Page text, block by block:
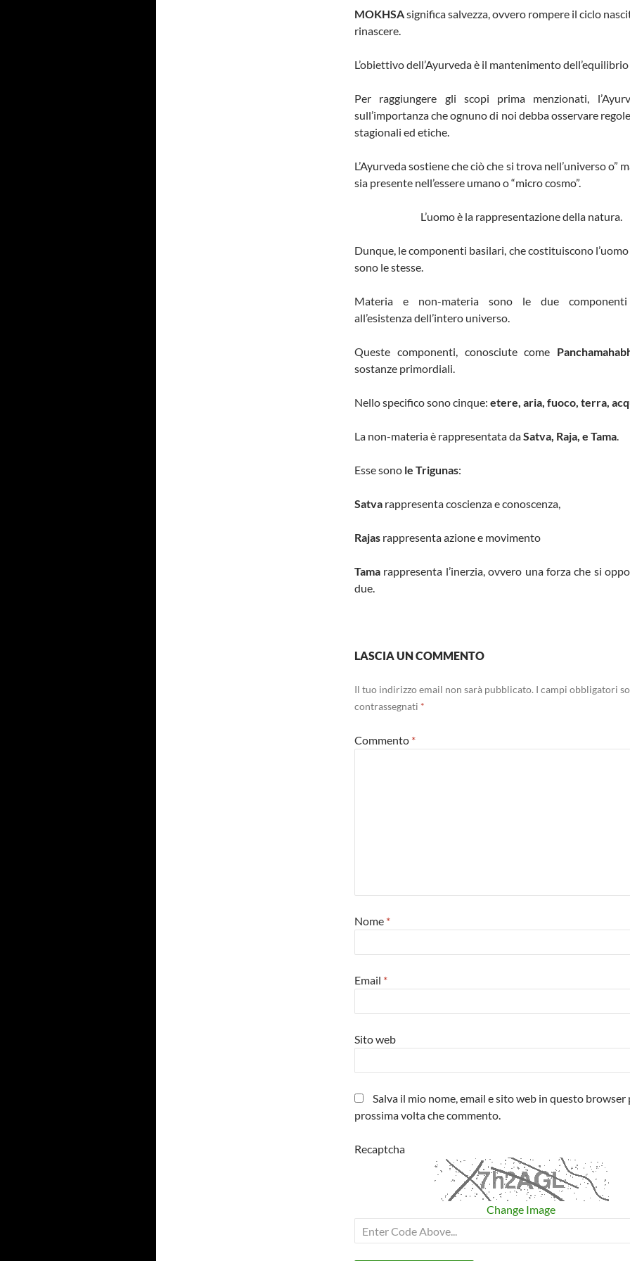
MOKHSAsignifica salvezza, ovvero rompere il ciclo
rinascere.
L’obiettivo dell’Ayurveda è il mantenimento
Per raggiungere gli scopi prima menzionati,
sull’importanza che ognuno di noi debba osservare
stagionali ed etiche.
L’Ayurveda sostiene che ciò che si trova nell’universo o”
sia presente nell’essere umano o “micro cosmo”.
L’uomo è la rappresentazione della natura.
Dunque, le componenti basilari, che costituiscono l’uomo
sono le stesse.
Materia e non-materia sono le due componenti
all’esistenza dell’intero universo.
Queste componenti, conosciute come
sostanze primordiali.
Nello specifico sono cinque: etere, aria, fuoco, terra,
La non-materia è rappresentata daSatva, Raja, e Tama.
Esse sono le Trigunas:
Satva rappresenta coscienza e conoscenza,
Rajas rappresenta azione e movimento
Tama rappresenta l’inerzia, ovvero una forza che si
due.
LASCIA UN COMMENTO
Il tuo indirizzo email non sarà pubblicato. I campi obbligatori
contrassegnati *
Commento *
Nome *
Email *
Sito web
Salva il mio nome, email e sito web in questo browser
prossima volta che commento.
Recaptcha
Change Image